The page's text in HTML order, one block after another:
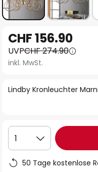
Anfang
der
Bildgalerie
Lindby Kronleuchter
CHF 156.90
UVPCHF 274.90
inkl. MwSt.
1
50 Tage kostenlose